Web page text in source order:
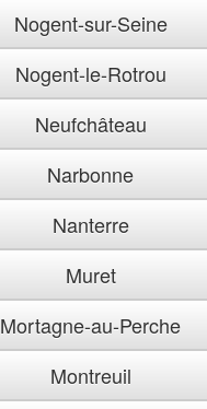
Nogent-sur-Seine
Nogent-le-Rotrou
Neufchâteau
Narbonne
Nanterre
Muret
Mortagne-au-Perche
Montreuil